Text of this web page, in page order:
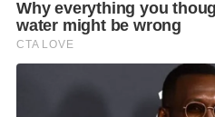
เป็นศูนย์ภายในปี 2593
ท่านสามารถอ่านข้อมูลเพิ่มเติม
https://
lection/sustainability.html